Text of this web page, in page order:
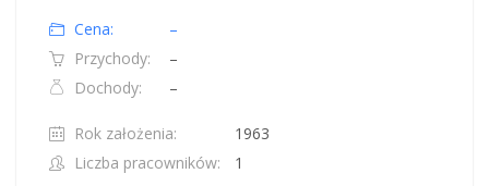
Cena:
–
Przychody:
–
Dochody:
–
Rok założenia:
1963
Liczba pracowników:
1